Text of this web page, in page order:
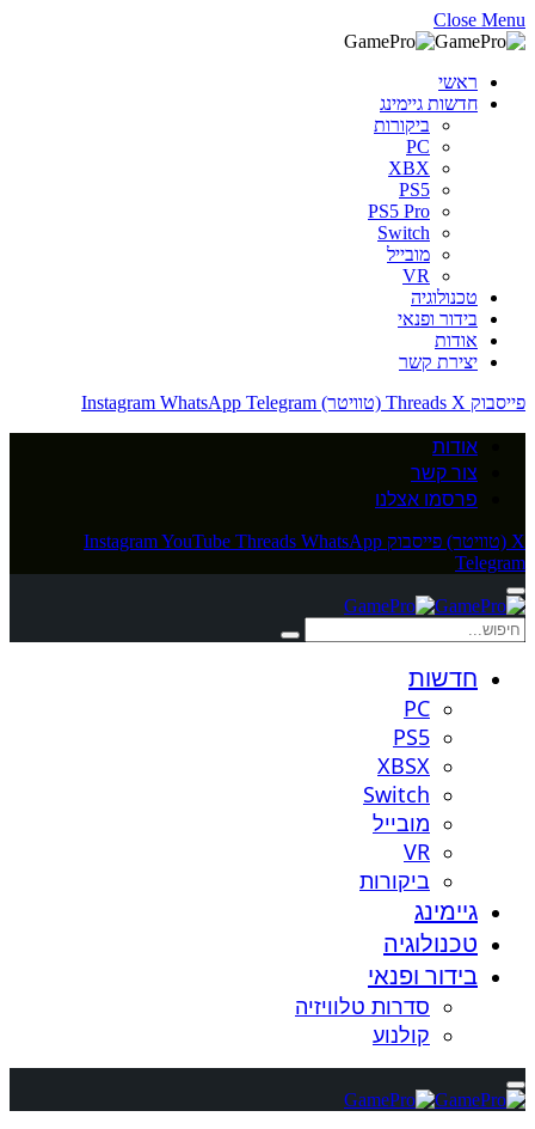
Close Menu
ראשי
חדשות גיימינג
ביקורות
PC
XBX
PS5
PS5 Pro
Switch
מובייל
VR
טכנולוגיה
בידור ופנאי
אודות
יצירת קשר
פייסבוק
Threads X (טוויטר) Instagram WhatsApp Telegram
אודות
צור קשר
פרסמו אצלנו
X (טוויטר) פייסבוק InstagramYouTube Threads WhatsApp
Telegram
חדשות
PC
PS5
XBSX
Switch
מובייל
VR
ביקורות
גיימינג
טכנולוגיה
בידור ופנאי
סדרות טלוויזיה
קולנוע